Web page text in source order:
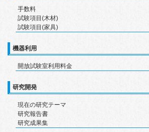
手数料
試験項目(木材)
試験項目(家具)
機器利用
開放試験室利用料金
研究開発
現在の研究テーマ
研究報告書
研究成果集